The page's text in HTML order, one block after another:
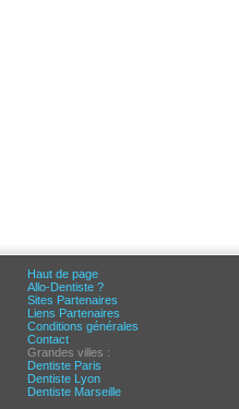
Haut de page
Allo-Dentiste ?
Sites Partenaires
Liens Partenaires
Conditions générales
Contact
Grandes villes :
Dentiste Paris
Dentiste Lyon
Dentiste Marseille